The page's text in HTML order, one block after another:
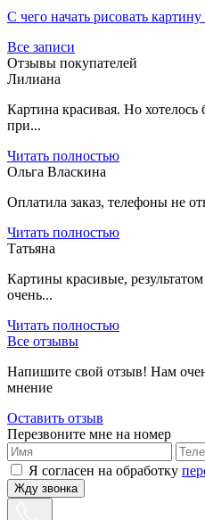
С чего начать рисовать
Все записи
Отзывы покупателей
Лилиана
Картина красивая. Но
при...
Читать полностью
Ольга Власкина
Оплатила заказ, телефоны не
Читать полностью
Татьяна
Картины красивые,
очень...
Читать полностью
Все отзывы
Напишите свой отзыв! Нам
мнение
Оставить отзыв
Перезвоните мне на номер
Я согласен на обработку
Жду звонка